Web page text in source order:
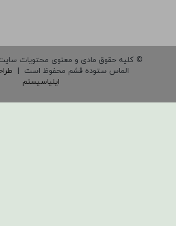
© کلیه حقوق مادی و معنوی محتویات سایت
الماس ستوده قشم محفوظ است |
ایلیاسیستم